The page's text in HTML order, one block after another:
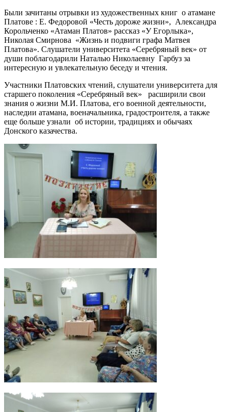
Были зачитаны отрывки из художественных книг о атамане
Платове : Е. Федоровой «Честь дороже жизни», Александра
Корольченко «Атаман Платов» рассказ «У Егорлыка»,
Николая Смирнова «Жизнь и подвиги графа Матвея
Платова». Слушатели университета «Серебряный век» от
души поблагодарили Наталью Николаевну Гарбуз за
интересную и увлекательную беседу и чтения.
Участники Платовских чтений, слушатели университета для
старшего поколения «Серебряный век» расширили свои
знания о жизни М.И. Платова, его военной деятельности,
наследии атамана, военачальника, градостроителя, а также
еще больше узнали об истории, традициях и обычаях
Донского казачества.